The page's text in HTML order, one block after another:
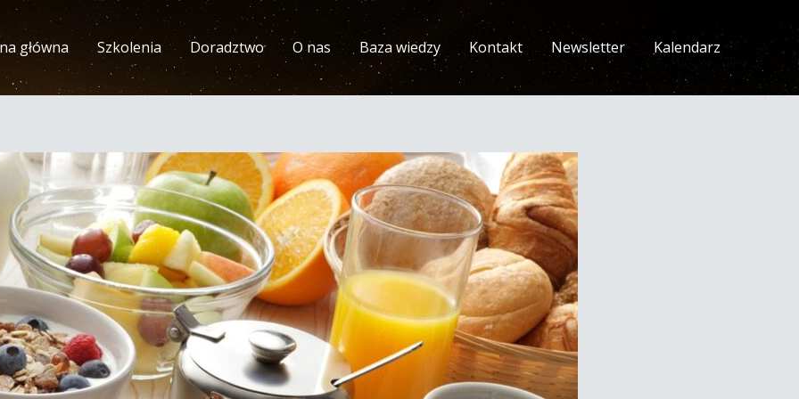
główna Szkolenia Doradztwo O nas Baza wiedzy Kontakt Newsletter Kalendarz